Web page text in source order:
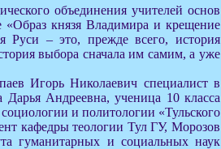
объединения учителей основ
«Образ князя Владимира и крещение
– это, прежде всего, история
выбора сначала им самим, а уже
Игорь Николаевич специалист в
Дарья Андреевна, ученица 10 класса
и политологии «Тульского
кафедры теологии Тул ГУ, Морозов
гуманитарных и социальных наук